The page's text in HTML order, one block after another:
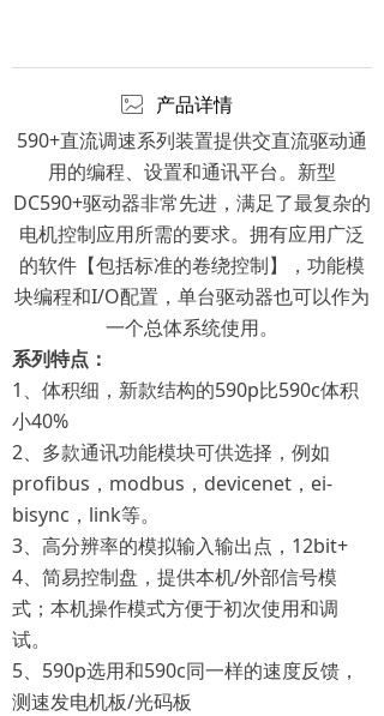
产品详情
590+直流调速系列装置提供交直流驱动通
用的编程、设置和通讯平台。新型
DC590+驱动器非常先进，满足了最复杂的
电机控制应用所需的要求。拥有应用广泛
的软件【包括标准的卷绕控制】，功能模
块编程和I/O配置，单台驱动器也可以作为
一个总体系统使用。
系列特点：
1、体积细，新款结构的590p比590c体积
小40%
2、多款通讯功能模块可供选择，例如
profibus，modbus，devicenet，ei-
bisync，link等。
3、高分辨率的模拟输入输出点，12bit+
4、简易控制盘，提供本机/外部信号模
式；本机操作模式方便于初次使用和调
试。
5、590p选用和590c同一样的速度反馈，
测速发电机板/光码板
ꂈ